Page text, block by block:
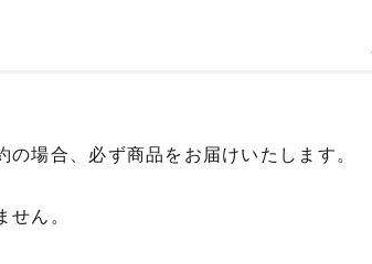
場合、必ず商品をお届けいたします。
ん。